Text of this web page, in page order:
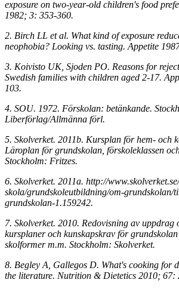
exposure on two-year-old children's food
1982; 3: 353-360.
2. Birch LL et al. What kind of exposure
neophobia? Looking vs. tasting. Appetite
3. Koivisto UK, Sjoden PO. Reasons for
Swedish families with children aged 2-17.
103.
4. SOU. 1972. Förskolan: betänkande.
Liberförlag/Allmänna förl.
5. Skolverket. 2011b. Kursplan för hem- och
Läroplan för grundskolan, förskoleklassen
Stockholm: Fritzes.
6. Skolverket. 2011a. http://
skola/grundskoleutbildning/om-grundskolan/
grundskolan-1.159242.
7. Skolverket. 2010. Redovisning av uppdrag
kursplaner och kunskapskrav för
skolformer m.m. Stockholm: Skolverket.
8. Begley A, Gallegos D. What's cooking for
the literature. Nutrition & Dietetics 2010; 67: